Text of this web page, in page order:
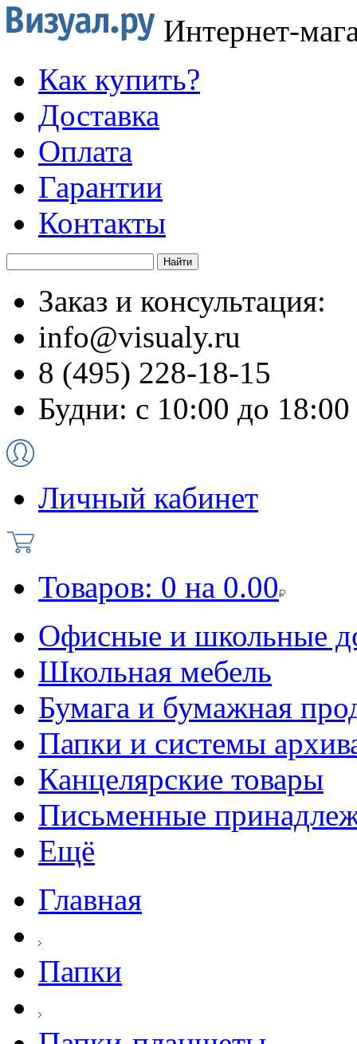
Интернет-
Как купить?
Доставка
Оплата
Гарантии
Контакты
Заказ и консультация:
info@visualy.ru
8 (495) 228-18-15
Будни: с 10:00 до 18:00
Личный кабинет
Товаров: 0 на 0.00
Офисные и школьные
Школьная мебель
Бумага и бумажная
Папки и системы
Канцелярские товары
Письменные
Ещё
Главная
Папки